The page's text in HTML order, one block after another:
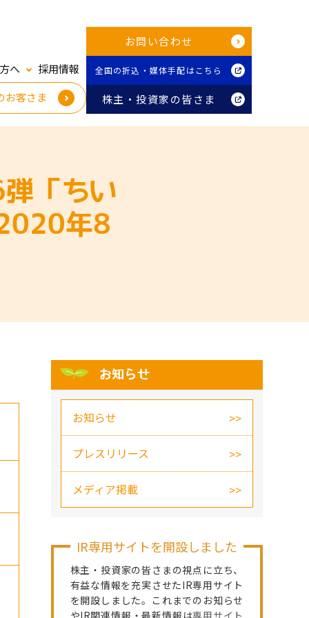
へ
採用情報
お客さま
お問い合わせ
全国の折込・媒体手配はこちら
株主・投資家の皆さま
「ちい
年8
お知らせ
お知らせ
プレスリリース
メディア掲載
IR専用サイトを開設しました
株主・投資家の皆さまの視点に立ち、
有益な情報を充実させたIR専用サイト
を開設しました。これまでのお知らせ